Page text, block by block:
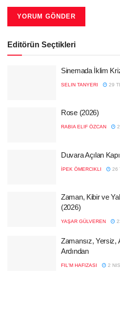
Editörün Seçtikleri
Sinemada İklim
SELIN TANYERI 29
Rose (2026)
RABIA ELIF ÖZCAN
Duvara Açılan
İPEK ÖMERCIKLI 26
Zaman, Kibir ve
(2026)
YAŞAR GÜLVEREN
Zamansız, Yersiz,
Ardından
FIL'M HAFIZASI 2